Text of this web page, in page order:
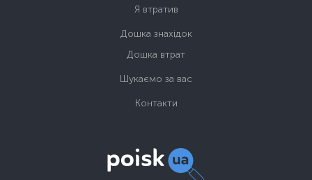
Я втратив
Дошка знахідок
Дошка втрат
Шукаємо за вас
Контакти